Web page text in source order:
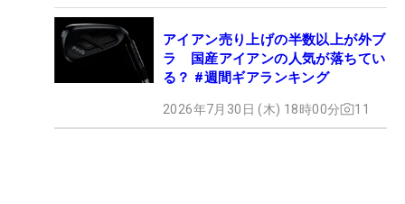
アイアン売り上げの半数以上が外ブ
ラ 国産アイアンの人気が落ちてい
る？ #週間ギアランキング
2026年7月30日 (木) 18時00分 11